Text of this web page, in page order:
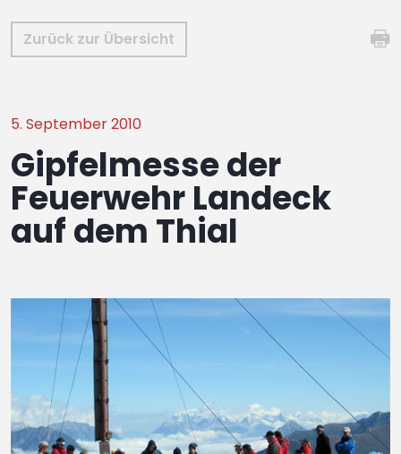
Zurück zur Übersicht
5. September 2010
Gipfelmesse der
Feuerwehr Landeck
auf dem Thial